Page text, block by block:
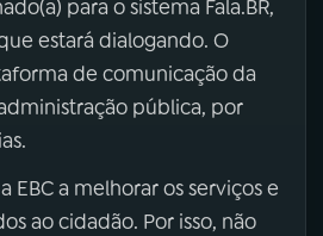
para o sistema Fala.BR,
estará dialogando. O
de comunicação da
pública, por
EBC a melhorar os serviços e
ao cidadão. Por isso, não